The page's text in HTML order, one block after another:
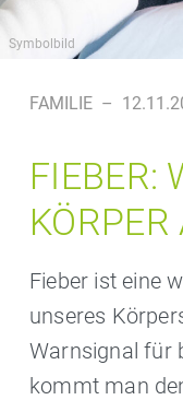
Symbolbild
FAMILIE –
FIEBER:
Fieber ist eine
unseres
Warnsignal für
kommt man